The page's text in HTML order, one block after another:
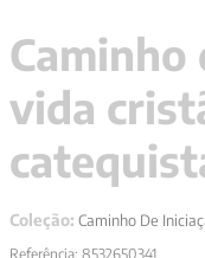
Caminho
vida
Coleção: Caminho De
Referência: 8532650341
4 º jung
5º pré venda
º byung chul han
7 º biblia
8º verena kast